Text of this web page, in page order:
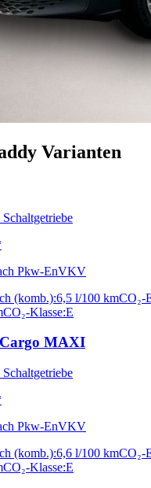
Varianten
Pkw-EnVKV
(komb.):6,5 l/100 kmCO₂-
CO₂-Klasse:E
MAXI
Pkw-EnVKV
(komb.):6,6 l/100 kmCO₂-
CO₂-Klasse:E